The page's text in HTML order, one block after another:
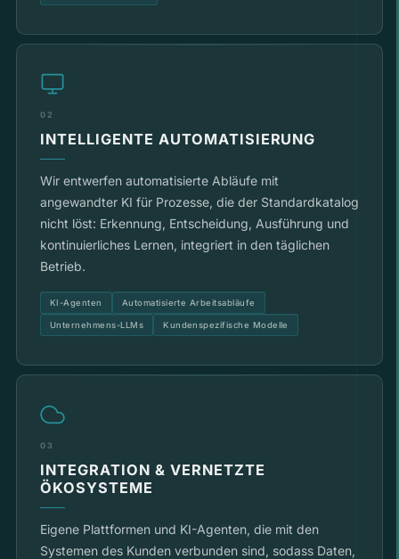
02
INTELLIGENTE AUTOMATISIERUNG
Wir entwerfen automatisierte Abläufe mit
angewandter KI für Prozesse, die der Standardkatalog
nicht löst: Erkennung, Entscheidung, Ausführung und
kontinuierliches Lernen, integriert in den täglichen
Betrieb.
KI-Agenten Automatisierte Arbeitsabläufe
Unternehmens-LLMs Kundenspezifische Modelle
03
INTEGRATION & VERNETZTE
ÖKOSYSTEME
Eigene Plattformen und KI-Agenten, die mit den
Systemen des Kunden verbunden sind, sodass Daten,